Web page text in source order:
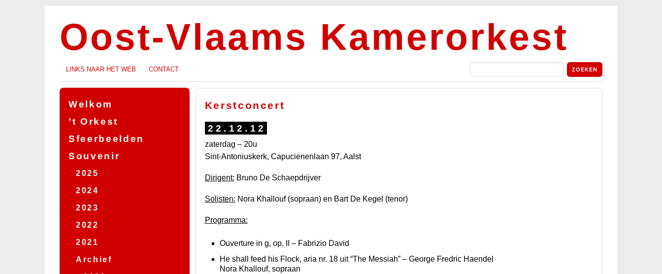
Oost-Vlaams Kamerorkest
LINKS NAAR HET WEB CONTACT
Kerstconcert
22.12.12
zaterdag – 20u
Sint-Antoniuskerk, Capucienenlaan 97, Aalst
Dirigent: Bruno De Schaepdrijver
Solisten: Nora Khallouf (sopraan) en Bart De Kegel (tenor)
Programma:
Ouverture in g, op. II – Fabrizio David
He shall feed his Flock, aria nr. 18 uit “The Messiah” – George Fredric Haendel
Nora Khallouf, sopraan
Welkom
’t Orkest
Biografie
Dirigenten
Sfeerbeelden
Souvenir
2025
2024
2023
2022
2021
Archief